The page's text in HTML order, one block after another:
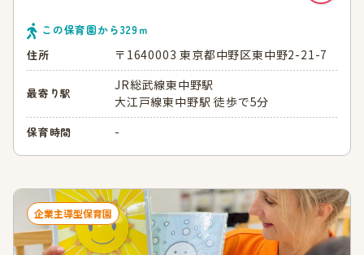
この保育園から329ｍ
住所
〒1640003 東京都中野区東中野2-21-7
最寄り駅
JR総武線東中野駅
大江戸線東中野駅 徒歩で5分
保育時間 -
企業主導型保育園